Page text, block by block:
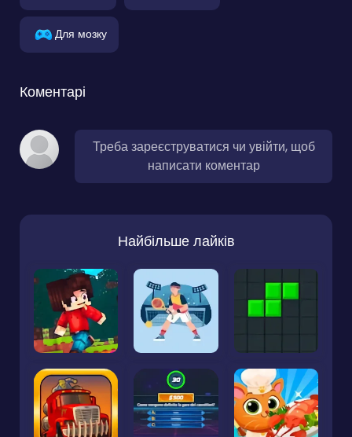
Для мозку
Коментарі
Треба зареєструватися чи увійти, щоб
написати коментар
Найбільше лайків